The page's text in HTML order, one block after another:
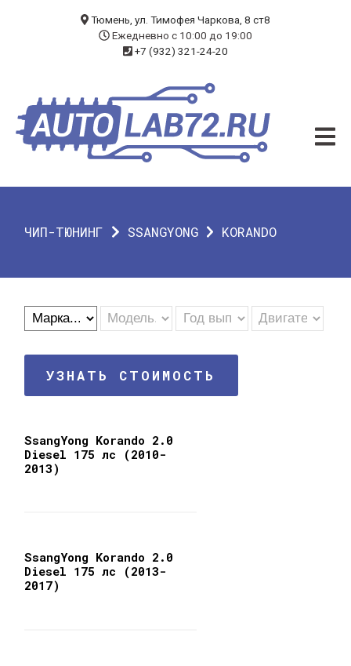
ЧИП-ТЮНИНГ
ДИАГНОСТИКА
ГАРАНТИЯ
Тюмень, ул. Тимофея Чаркова, 8 ст8
Ежедневно с 10:00 до 19:00
+7 (932) 321-24-20
ЧИП-ТЮНИНГ SSANGYONG KORANDO
УЗНАТЬ СТОИМОСТЬ
SsangYong Korando 2.0
Diesel 175 лс (2010-
2013)
SsangYong Korando 2.0
Diesel 175 лс (2013-
2017)